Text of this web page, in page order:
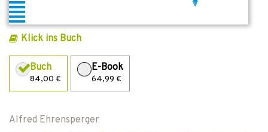
Klick ins Buch
Buch
84,00 €
E-Book
64,99 €
Alfred Ehrensperger